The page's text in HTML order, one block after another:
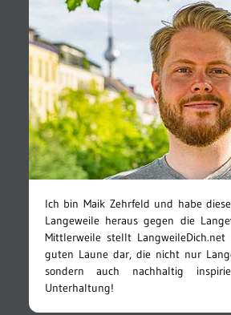
Ich bin Maik Zehrfeld und habe
Langeweile heraus gegen die
Mittlerweile stellt
guten Laune dar, die nicht nur
sondern auch nachhaltig
Unterhaltung!